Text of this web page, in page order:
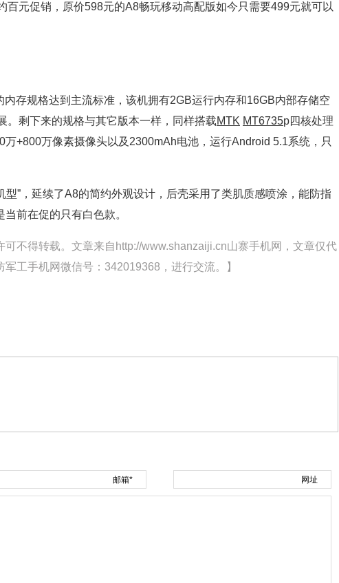
元促销，原价598元的A8畅玩移动高配版如今只需要499元就可以
存规格达到主流标准，该机拥有2GB运行内存和16GB内部存储空
。剩下来的规格与其它版本一样，同样搭载MTK MT6735p四核处理
+800万像素摄像头以及2300mAh电池，运行Android 5.1系统，只
型”，延续了A8的简约外观设计，后壳采用了类肌质感喷涂，能防指
前在促的只有白色款。
可不得转载。文章来自http://www.shanzaiji.cn山寨手机网，文章仅代
工手机网微信号：342019368，进行交流。】
邮箱* 网址